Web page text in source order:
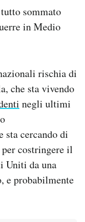
sommato
in Medio
rischia di
che sta vivendo
negli ultimi
sta cercando di
costringere il
Uniti da una
e probabilmente